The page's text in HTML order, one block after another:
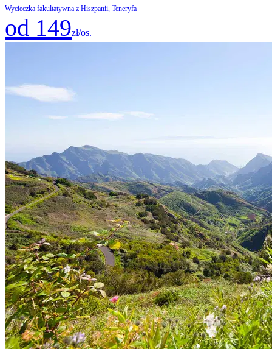
Wycieczka fakultatywna z Hiszpanii, Teneryfa
od 149zł/os.